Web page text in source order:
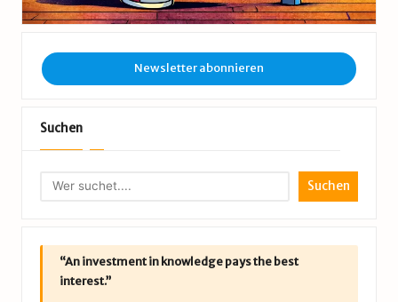
Newsletter abonnieren
Suchen
Suchen
“An investment in knowledge pays the best
interest.”